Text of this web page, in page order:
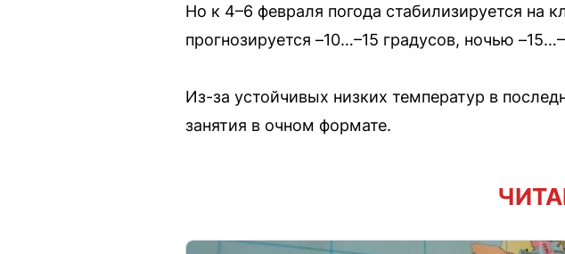
Но к 4–6 февраля погода стабилизируется на
прогнозируется –10…–15 градусов, ночью
Из-за устойчивых низких температур в
занятия в очном формате.